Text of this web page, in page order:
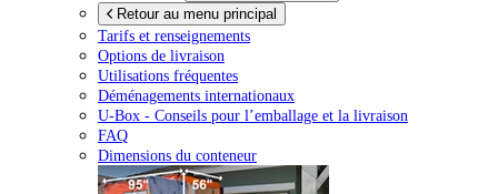
Retour au menu principal
Tarifs et renseignements
Options de livraison
Utilisations fréquentes
Déménagements internationaux
U-Box - Conseils pour l’emballage et la livraison
FAQ
Dimensions du conteneur